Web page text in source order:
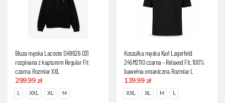
Bluza męska Lacoste SH9626 031
rozpinana z kapturem Regular Fit
czarna, Rozmiar XXL
299.99 zł
L XXL XL M
Koszulka męska Karl Lagerfeld
245M2110 czarna – Relaxed Fit, 100%
bawełna organiczna, Rozmiar L
139.99 zł
XXL XL M L